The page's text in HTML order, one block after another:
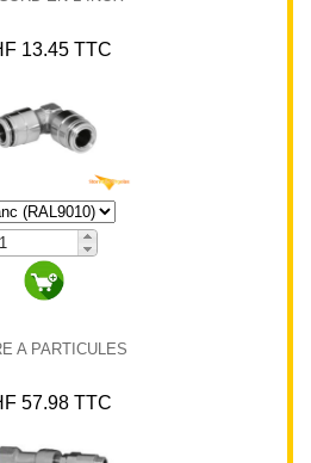
13.45 TTC
A PARTICULES
57.98 TTC